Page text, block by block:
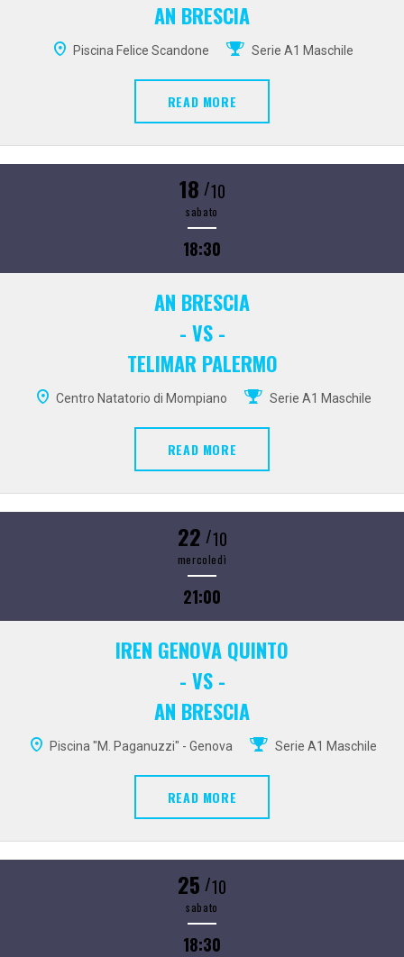
AN BRESCIA
Piscina Felice Scandone Serie A1 Maschile
READ MORE
18 /10
sabato
18:30
AN BRESCIA
- VS -
TELIMAR PALERMO
Centro Natatorio di Mompiano Serie A1 Maschile
READ MORE
22 /10
mercoledì
21:00
IREN GENOVA QUINTO
- VS -
AN BRESCIA
Piscina "M. Paganuzzi" - Genova Serie A1 Maschile
READ MORE
25 /10
sabato
18:30